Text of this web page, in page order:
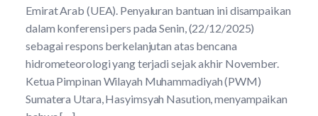
Emirat Arab (UEA). Penyaluran bantuan ini disampaikan
dalam konferensi pers pada Senin, (22/12/2025)
sebagai respons berkelanjutan atas bencana
hidrometeorologi yang terjadi sejak akhir November.
Ketua Pimpinan Wilayah Muhammadiyah (PWM)
Sumatera Utara, Hasyimsyah Nasution, menyampaikan